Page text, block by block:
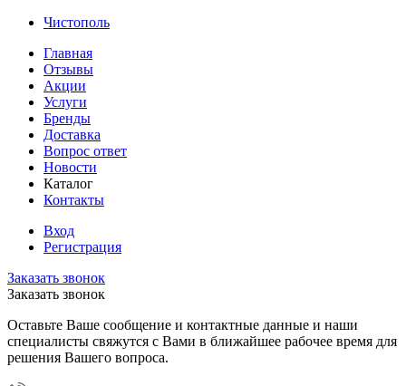
Чистополь
Главная
Отзывы
Акции
Услуги
Бренды
Доставка
Вопрос ответ
Новости
Каталог
Контакты
Вход
Регистрация
Заказать звонок
Заказать звонок
Оставьте Ваше сообщение и контактные данные и наши
специалисты свяжутся с Вами в ближайшее рабочее время для
решения Вашего вопроса.